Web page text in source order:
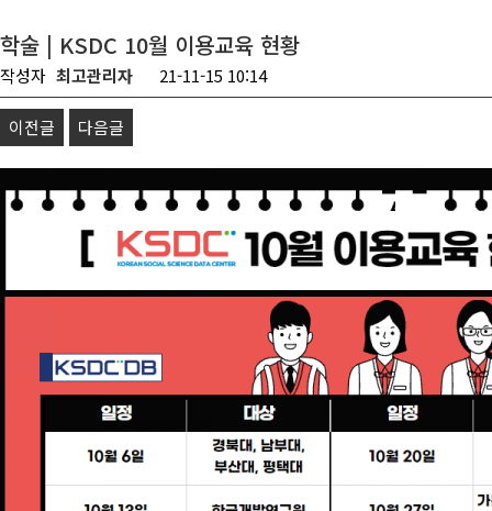
학술 | KSDC 10월 이용교육 현황
작성자 최고관리자 21-11-15 10:14
이전글 다음글